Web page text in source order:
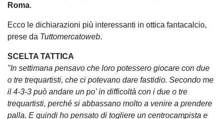
Roma.
Ecco le dichiarazioni più interessanti in ottica fantacalcio,
prese da Tuttomercatoweb.
SCELTA TATTICA
"In settimana pensavo che loro potessero giocare con due
o tre trequartisti, che ci potevano dare fastidio. Secondo me
il 4-3-3 può andare un po' in difficoltà con i due o tre
trequartisti, perché si abbassano molto a venire a prendere
palla. E quindi ho pensato di togliere un centrocampista e